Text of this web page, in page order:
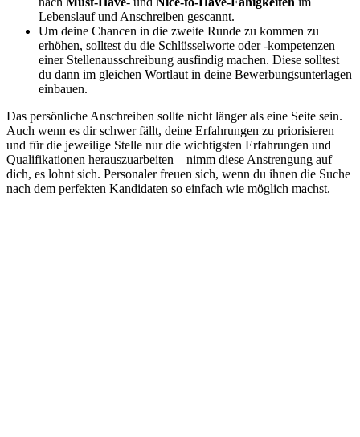
Lebenslauf und Anschreiben gescannt.
Um deine Chancen in die zweite Runde zu kommen zu
erhöhen, solltest du die Schlüsselworte oder -kompetenzen
einer Stellenausschreibung ausfindig machen. Diese solltest
du dann im gleichen Wortlaut in deine Bewerbungsunterlagen
einbauen.
Das persönliche Anschreiben sollte nicht länger als eine Seite sein.
Auch wenn es dir schwer fällt, deine Erfahrungen zu priorisieren
und für die jeweilige Stelle nur die wichtigsten Erfahrungen und
Qualifikationen herauszuarbeiten – nimm diese Anstrengung auf
dich, es lohnt sich. Personaler freuen sich, wenn du ihnen die Suche
nach dem perfekten Kandidaten so einfach wie möglich machst.